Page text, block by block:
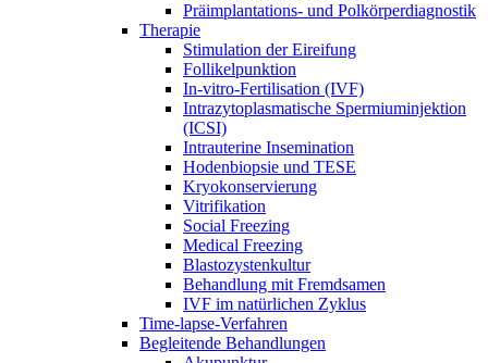
Präimplantations- und Polkörperdiagnostik
Therapie
Stimulation der Eireifung
Follikelpunktion
In-vitro-Fertilisation (IVF)
Intrazytoplasmatische Spermiuminjektion
(ICSI)
Intrauterine Insemination
Hodenbiopsie und TESE
Kryokonservierung
Vitrifikation
Social Freezing
Medical Freezing
Blastozystenkultur
Behandlung mit Fremdsamen
IVF im natürlichen Zyklus
Time-lapse-Verfahren
Begleitende Behandlungen